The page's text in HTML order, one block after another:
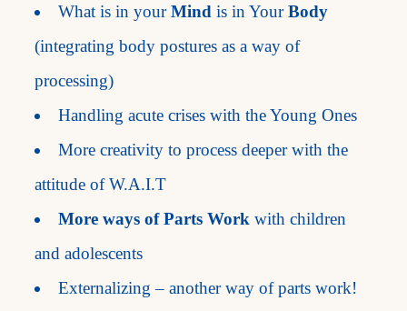
What is in yourMind is in YourBody
(integrating body postures as a way of
processing)
Handling acute crises with the Young Ones
More creativity to process deeper with the
attitude of W.A.I.T
More ways of Parts Work with children
and adolescents
Externalizing – another way of parts work!